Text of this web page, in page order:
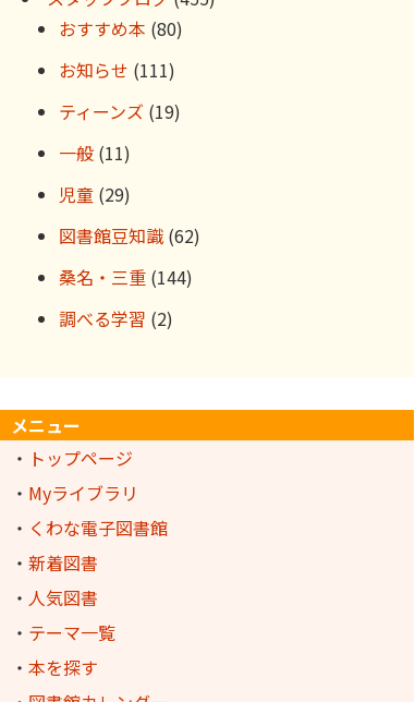
おすすめ本 (80)
お知らせ (111)
ティーンズ (19)
一般 (11)
児童 (29)
図書館豆知識 (62)
桑名・三重 (144)
調べる学習 (2)
メニュー
・ トップページ
・ Myライブラリ
・ くわな電子図書館
・ 新着図書
・ 人気図書
・ テーマ一覧
・ 本を探す